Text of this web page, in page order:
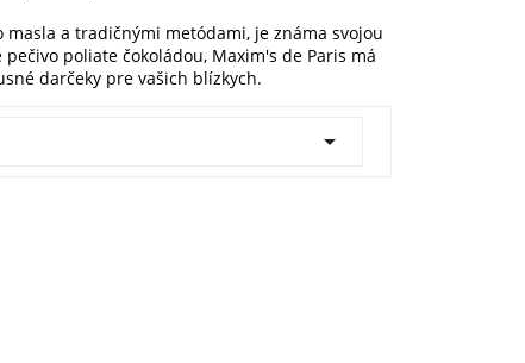
masla a tradičnými metódami, je známa svojou
poliate čokoládou, Maxim's de Paris má
darčeky pre vašich blízkych.
